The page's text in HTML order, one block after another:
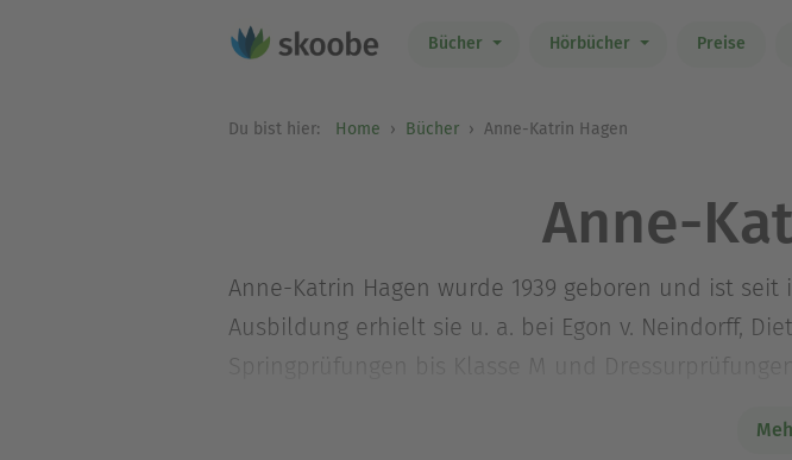
Bücher Hörbücher Preise
Du bist hier: Home Bücher Anne-Katrin Hagen
Anne-
Anne-Katrin Hagen wurde 1939 geboren und ist
Ausbildung erhielt sie u. a. bei Egon v. Neindorff,
Springprüfungen bis Klasse M und
hat sie bereits mehrere erfolgreiche Bücher zur